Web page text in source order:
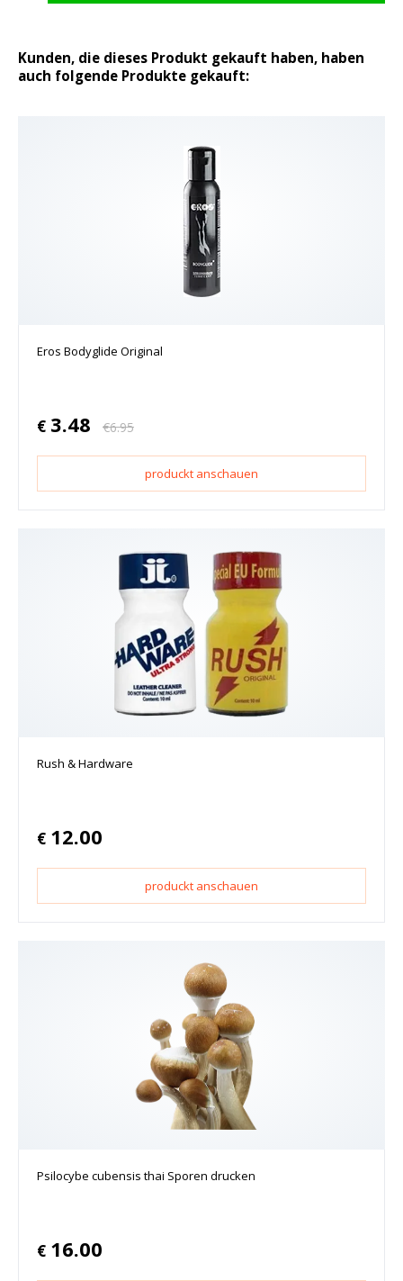
Kunden, die dieses Produkt gekauft haben, haben
auch folgende Produkte gekauft:
Eros Bodyglide Original
€ 3.48 €6.95
produckt anschauen
Rush & Hardware
€ 12.00
produckt anschauen
Psilocybe cubensis thai Sporen drucken
€ 16.00